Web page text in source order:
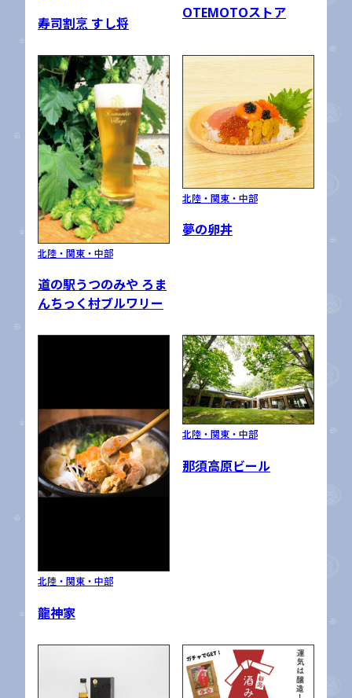
寿司割烹 すし将
OTEMOTOストア
北陸・関東・中部
道の駅うつのみや ろま
んちっく村ブルワリー
北陸・関東・中部
夢の卵丼
北陸・関東・中部
龍神家
北陸・関東・中部
那須高原ビール